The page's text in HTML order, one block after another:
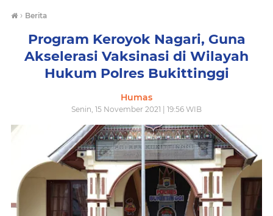
› Berita
Program Keroyok Nagari, Guna
Akselerasi Vaksinasi di Wilayah
Hukum Polres Bukittinggi
Humas
Senin, 15 November 2021 | 19:56 WIB